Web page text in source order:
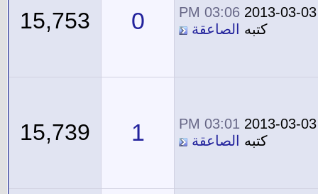
2013-03-03
03:06 PM
كتبه
الصاعقة 0
15,753
2013-03-03
03:01 PM
كتبه
الصاعقة 1
15,739